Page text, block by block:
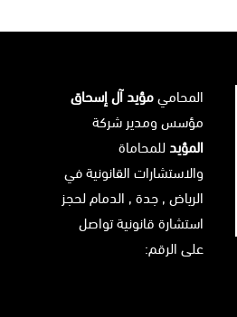
المحاميمؤيد آل إسحاق
مؤسس ومدير شركة
المؤيد للمحاماة
والاستشارات القانونية في
الرياض , جدة , الدماملحجز
استشارة قانونية تواصل
على الرقم: